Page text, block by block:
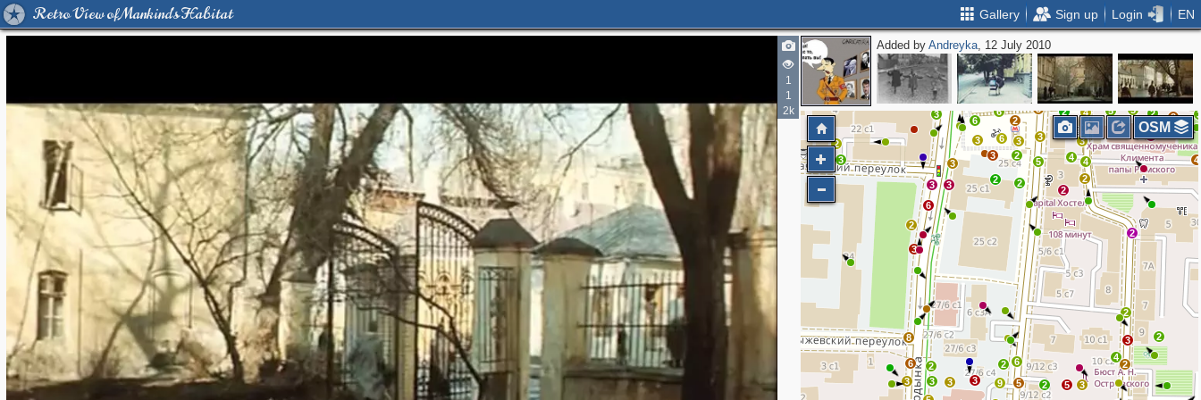
Retro View of Mankind's Habitat Gallery Sign up Login EN
1
1
2k
Added byAndreyka, 12 July 2010
5
2
9
3
6
3
3 3
2
8
11
9
2
2
2
2
2
5
3
3
2
6
2
3
2
2
5
3
2
2
2
3
3
3
3
3
6
6
6
3
3
5
2
3
3
4
2
6
3
5
4
2
2
2
2
5
4
4
2
2
2
2
4
3
6
2 5
3
OSM